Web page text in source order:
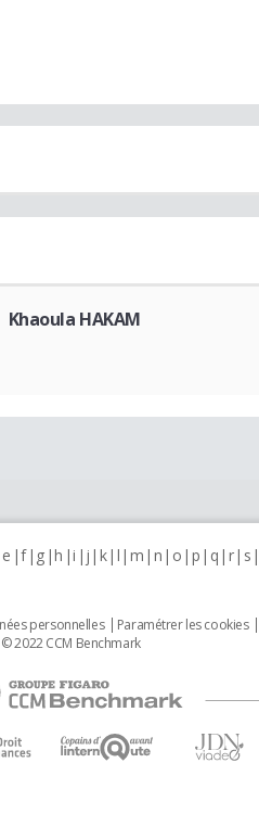
Khaoula HAKAM
e f g h i j k l m n o p q r s
personnelles Paramétrer les cookies
© 2022 CCM Benchmark